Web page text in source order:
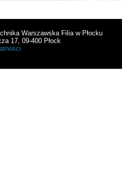
Warszawska Filia w Płocku
17, 09-400 Płock